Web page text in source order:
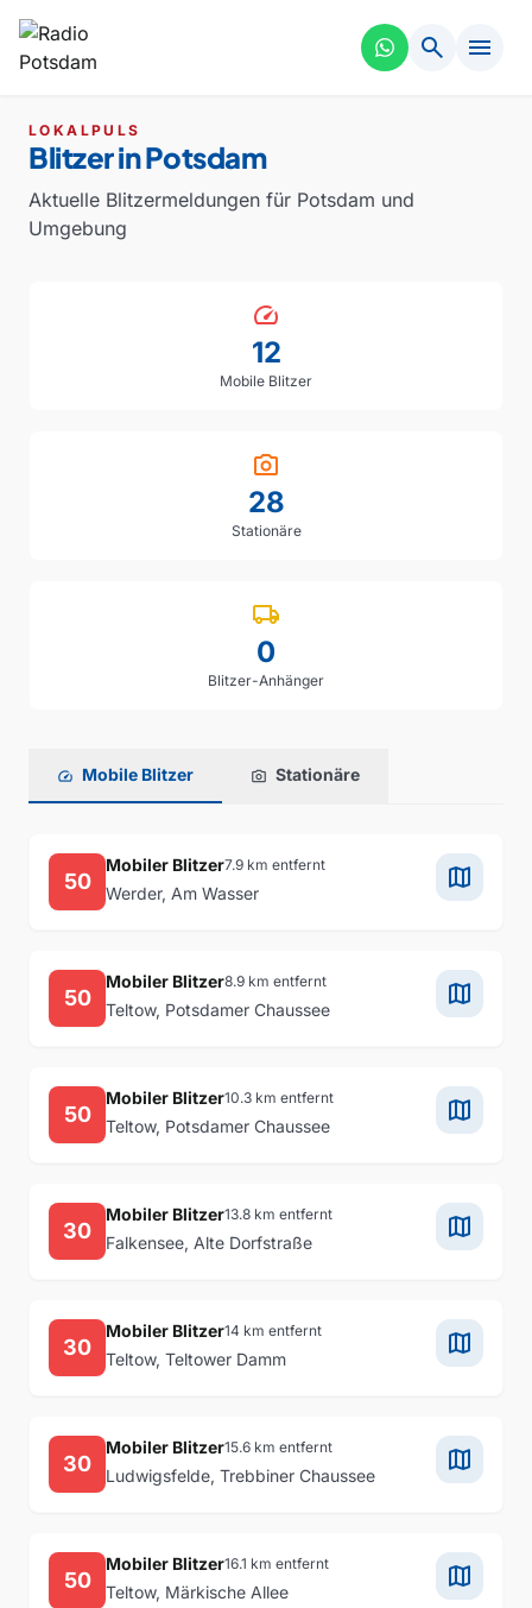
search menu
LOKALPULS
Blitzer in Potsdam
Aktuelle Blitzermeldungen für Potsdam und
Umgebung
speed
12
Mobile Blitzer
photo_camera
28
Stationäre
local_shipping
0
Blitzer-Anhänger
speed Mobile Blitzer photo_camera Stationäre
50
Mobiler Blitzer7.9 km entfernt
Werder, Am Wasser map
50
Mobiler Blitzer8.9 km entfernt
Teltow, Potsdamer Chaussee map
50
Mobiler Blitzer10.3 km entfernt
Teltow, Potsdamer Chaussee map
30
Mobiler Blitzer13.8 km entfernt
Falkensee, Alte Dorfstraße map
30
Mobiler Blitzer14 km entfernt
Teltow, Teltower Damm map
30
Mobiler Blitzer15.6 km entfernt
Ludwigsfelde, Trebbiner Chaussee map
50
Mobiler Blitzer16.1 km entfernt
Teltow, Märkische Allee map